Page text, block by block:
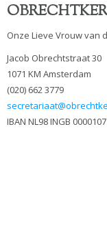
Onze Lieve Vrouw van
Jacob Obrechtstraat 30
1071 KM Amsterdam
(020) 662 3779
IBAN NL98 INGB